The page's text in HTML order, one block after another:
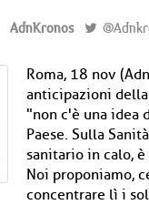
AdnKronos
Roma, 18 nov
anticipazioni
"non c'è una idea
Paese. Sulla
sanitario in calo, è
Noi proponiamo,
concentrare lì i